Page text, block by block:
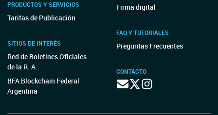
PRODUCTOS Y SERVICIOS
Tarifas de Publicación
SITIOS DE INTERÉS
Red de Boletines Oficiales
de la R. A.
BFA Blockchain Federal
Argentina
Firma digital
FAQ Y TUTORIALES
Preguntas Frecuentes
CONTACTO